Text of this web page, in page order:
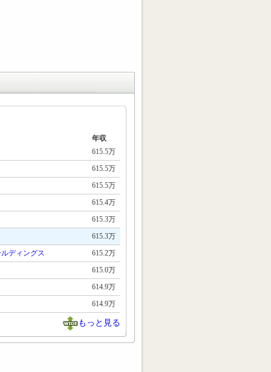
年収
615.5万
615.5万
615.5万
615.4万
615.3万
615.3万
ディングス
615.2万
615.0万
614.9万
614.9万
もっと見る